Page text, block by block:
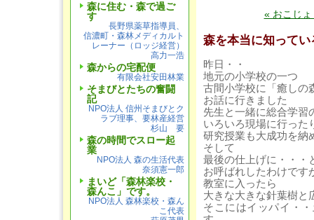
« おこじょ
森を本当に知ってい
昨日・・
地元の小学校の一つ
古間小学校に「癒しの
お話に行きました
先生と一緒に総合学習
いろいろ現場に行った
研究授業も大成功を納
そして
最後の仕上げに・・・
お呼ばれしたわけです
教室に入ったら
大きな大きな針葉樹と
そこにはイッパイ・
森に住む・森で過ご
す
長野県薬草指導員、
信濃町・森林メディカルト
レーナー（ロッジ経営）
高力一浩
森からの宅配便
有限会社安田林業
そまびとたちの奮闘
記
NPO法人 信州そまびとク
ラブ理事、要林産経営
杉山 要
森の時間でスロー起
業
NPO法人 森の生活代表
奈須憲一郎
まいど「森林楽校・
森んこ」です。
NPO法人 森林楽校・森ん
こ代表